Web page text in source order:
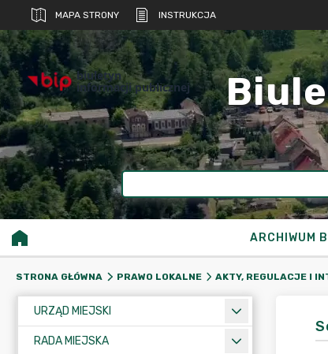
MAPA STRONY INSTRUKCJA
biuletyn
informacji publicznej
ARCHIWUM
STRONA GŁÓWNA PRAWO LOKALNE AKTY, REGULACJE I
URZĄD MIEJSKI
RADA MIEJSKA